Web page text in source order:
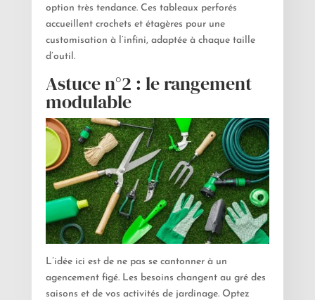
option très tendance. Ces tableaux perforés
accueillent crochets et étagères pour une
customisation à l’infini, adaptée à chaque taille
d’outil.
Astuce n°2 : le rangement
modulable
L’idée ici est de ne pas se cantonner à un
agencement figé. Les besoins changent au gré des
saisons et de vos activités de jardinage. Optez